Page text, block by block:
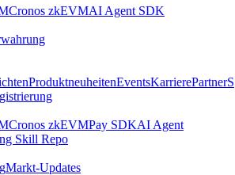
Cronos zkEVMAI Agent SDK
ProduktneuheitenEventsKarrierePartnerS
Cronos zkEVMPay SDKAI Agent
Skill Repo
Markt-Updates